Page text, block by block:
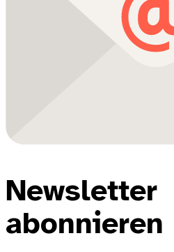
Newsletter
abonnieren